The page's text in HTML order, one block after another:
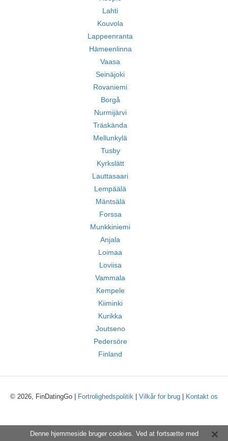
Lahti
Kouvola
Lappeenranta
Hämeenlinna
Vaasa
Seinäjoki
Rovaniemi
Borgå
Nurmijärvi
Träskända
Mellunkylä
Tusby
Kyrkslätt
Lauttasaari
Lempäälä
Mäntsälä
Forssa
Munkkiniemi
Anjala
Loimaa
Loviisa
Vammala
Kempele
Kiiminki
Kurikka
Joutseno
Pedersöre
Finland
© 2026, FinDatingGo | Fortrolighedspolitik Vilkår for brug Kontakt os
Denne hjemmeside bruger cookies. Ved at fortsætte med